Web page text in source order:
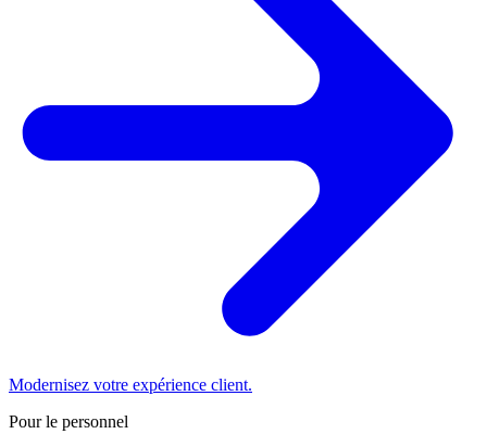
Modernisez votre expérience client.
Pour le personnel